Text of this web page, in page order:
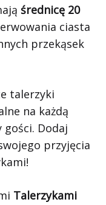
średnicę 20
ciasta
przekąsek
talerzyki
na każdą
gości. Dodaj
przyjęcia
Talerzykami